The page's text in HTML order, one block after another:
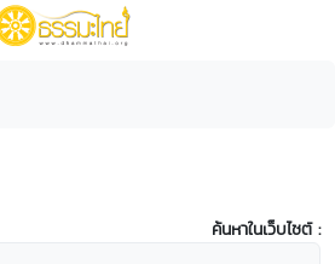
ค้นหาในเว็บไซต์ :